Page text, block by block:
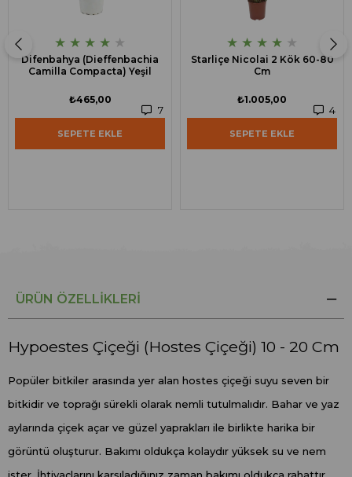
★ ★ ★ ★ ★
Difenbahya (Dieffenbachia
Camilla Compacta) Yeşil
7
₺465,00
SEPETE EKLE
★ ★ ★ ★ ★
Starliçe Nicolai 2 Kök 60-80
Cm
4
₺1.005,00
SEPETE EKLE
ÜRÜN ÖZELLIKLERI
Hypoestes Çiçeği (Hostes Çiçeği) 10 - 20 Cm
Popüler bitkiler arasında yer alan hostes çiçeği suyu seven bir
bitkidir ve toprağı sürekli olarak nemli tutulmalıdır. Bahar ve yaz
aylarında çiçek açar ve güzel yaprakları ile birlikte harika bir
görüntü oluşturur. Bakımı oldukça kolaydır yüksek su ve nem